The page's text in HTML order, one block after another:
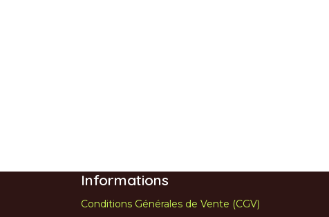
Informations
Conditions Générales de Vente (CGV)